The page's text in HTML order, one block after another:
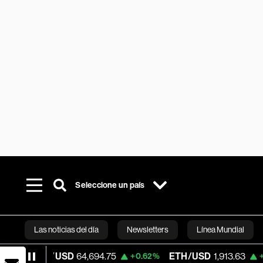
Seleccione un país
Las noticias del día Newsletters Línea Mundial
Bloomberg
64,694.75 +0.62% ETH/USD 1,913.63 +2.04% Visa